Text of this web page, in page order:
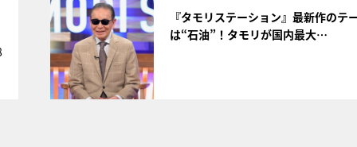
『タモリステーション』最新作のテ
は“石油”！タモリが国内最大…